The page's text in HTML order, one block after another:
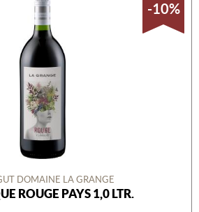
-10%
DOMAINE LA GRANGE
ROUGE PAYS 1,0 LTR.